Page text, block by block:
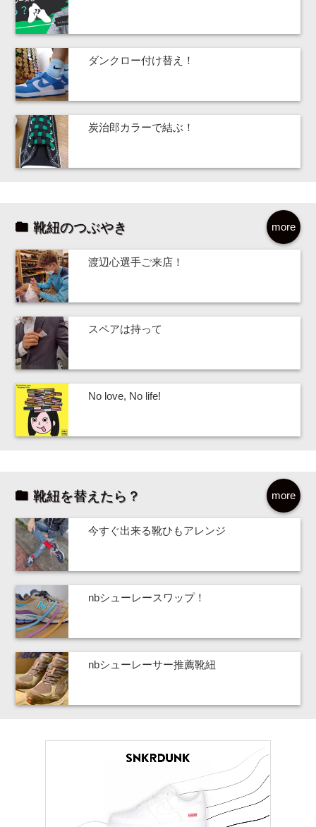
ダンクロー付け替え！
炭治郎カラーで結ぶ！
more
靴紐のつぶやき
渡辺心選手ご来店！
スペアは持って
No love, No life!
more
靴紐を替えたら？
今すぐ出来る靴ひもアレンジ
nbシューレースワップ！
nbシューレーサー推薦靴紐